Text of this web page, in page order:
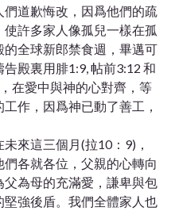
道歉悔改，因爲他們的疏
許多家人像孤兒一樣在孤
全球新郎禁食週，畢邁可
殿裏用腓1:9, 帖前3:12 和
在愛中與神的心對齊，等
作，因爲神已動了善工，
來這三個月(拉10：9)，
各就各位，父親的心轉向
為母的充滿愛，謙卑與包
強後盾。我們全體家人也